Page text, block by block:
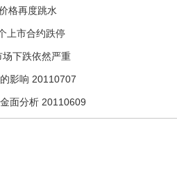
格再度跳水
上市合约跌停
下跌依然严重
影响 20110707
面分析 20110609